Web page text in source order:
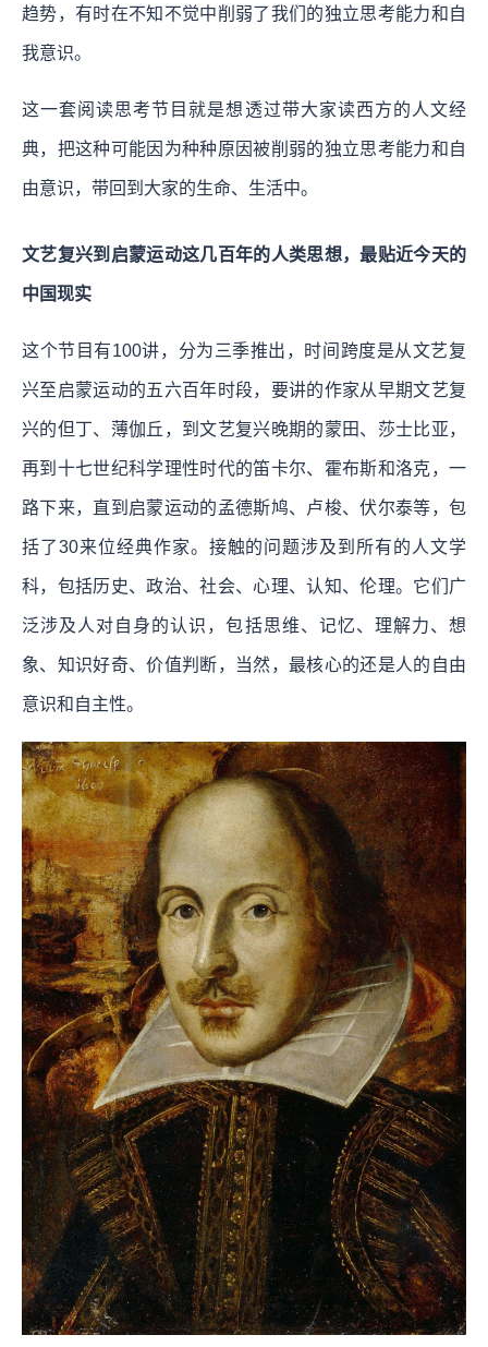
趋势，有时在不知不觉中削弱了我们的独立思考能力和自
我意识。
这一套阅读思考节目就是想透过带大家读西方的人文经
典，把这种可能因为种种原因被削弱的独立思考能力和自
由意识，带回到大家的生命、生活中。
文艺复兴到启蒙运动这几百年的人类思想，最贴近今天的
中国现实
这个节目有100讲，分为三季推出，时间跨度是从文艺复
兴至启蒙运动的五六百年时段，要讲的作家从早期文艺复
兴的但丁、薄伽丘，到文艺复兴晚期的蒙田、莎士比亚，
再到十七世纪科学理性时代的笛卡尔、霍布斯和洛克，一
路下来，直到启蒙运动的孟德斯鸠、卢梭、伏尔泰等，包
括了30来位经典作家。接触的问题涉及到所有的人文学
科，包括历史、政治、社会、心理、认知、伦理。它们广
泛涉及人对自身的认识，包括思维、记忆、理解力、想
象、知识好奇、价值判断，当然，最核心的还是人的自由
意识和自主性。